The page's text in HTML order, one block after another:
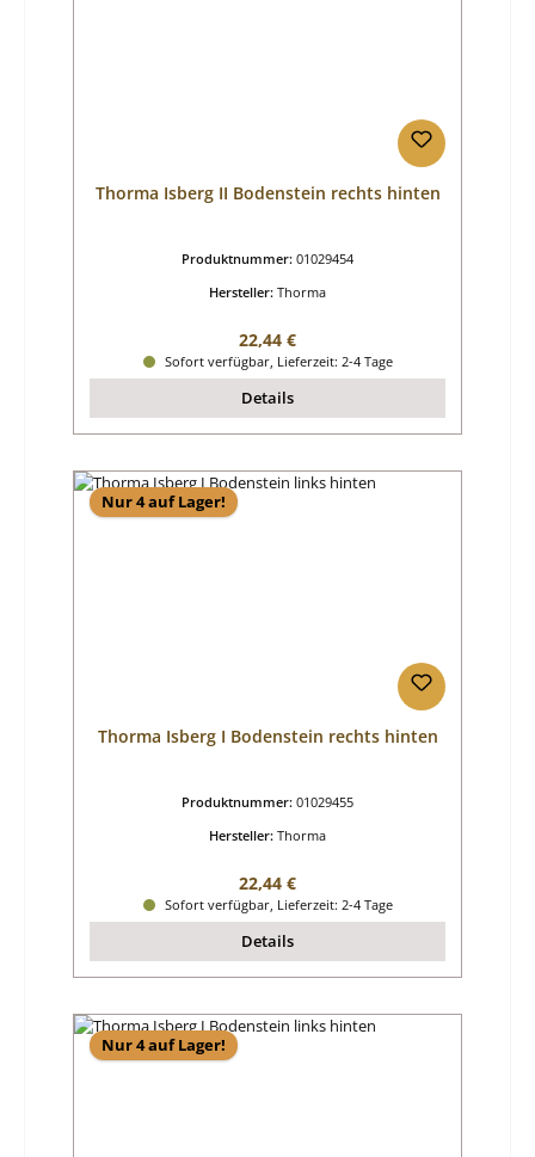
Thorma Isberg II Bodenstein rechts hinten
Produktnummer: 01029454
Hersteller: Thorma
Regulärer Preis:
22,44 €
Sofort verfügbar, Lieferzeit: 2-4 Tage
Details
Nur 4 auf Lager!
Thorma Isberg I Bodenstein rechts hinten
Produktnummer: 01029455
Hersteller: Thorma
Regulärer Preis:
22,44 €
Sofort verfügbar, Lieferzeit: 2-4 Tage
Details
Nur 4 auf Lager!